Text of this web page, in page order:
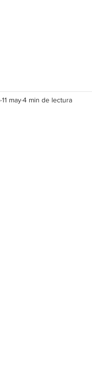
11 may4 min de lectura